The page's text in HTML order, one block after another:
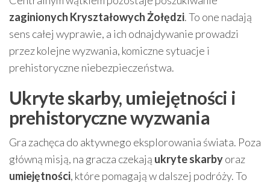
zaginionych Kryształowych Żołędzi. To one nadają
sens całej wyprawie, a ich odnajdywanie prowadzi
przez kolejne wyzwania, komiczne sytuacje i
prehistoryczne niebezpieczeństwa.
Ukryte skarby, umiejętności i
prehistoryczne wyzwania
Gra zachęca do aktywnego eksplorowania świata. Poza
główną misją, na gracza czekają ukryte skarbyoraz
umiejętności, które pomagają w dalszej podróży. To